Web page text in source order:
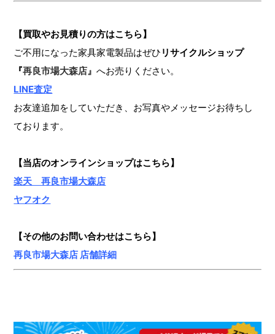
【買取やお見積りの方はこちら】
ご不用になった家具家電製品はぜひ リサイクルショップ
『再良市場大森店』へお売りください。
LINE査定
お友達追加をしていただき、お写真やメッセージお待ちし
ております。
【当店のオンラインショップはこちら】
楽天 再良市場大森店
ヤフオク
【その他のお問い合わせはこちら】
再良市場大森店 店舗詳細